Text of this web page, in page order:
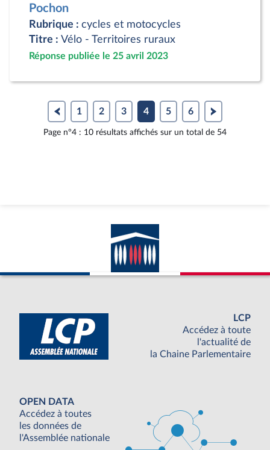
Pochon
Rubrique : cycles et motocycles
Titre : Vélo - Territoires ruraux
Réponse publiée le 25 avril 2023
1 2 3 4 5 6
Page n°4 : 10 résultats affichés sur un total de 54
LCP
Accédez à toute
l'actualité de
la Chaine Parlementaire
OPEN DATA
Accédez à toutes
les données de
l'Assemblée nationale